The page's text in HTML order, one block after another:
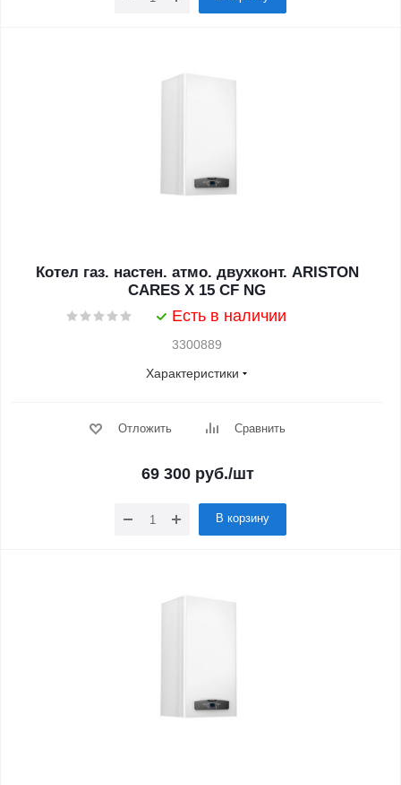
Котел газ. настен. атмо. двухконт. ARISTON
CARES X 15 CF NG
Есть в наличии
3300889
Характеристики
Отложить Сравнить
69 300руб./шт
В корзину